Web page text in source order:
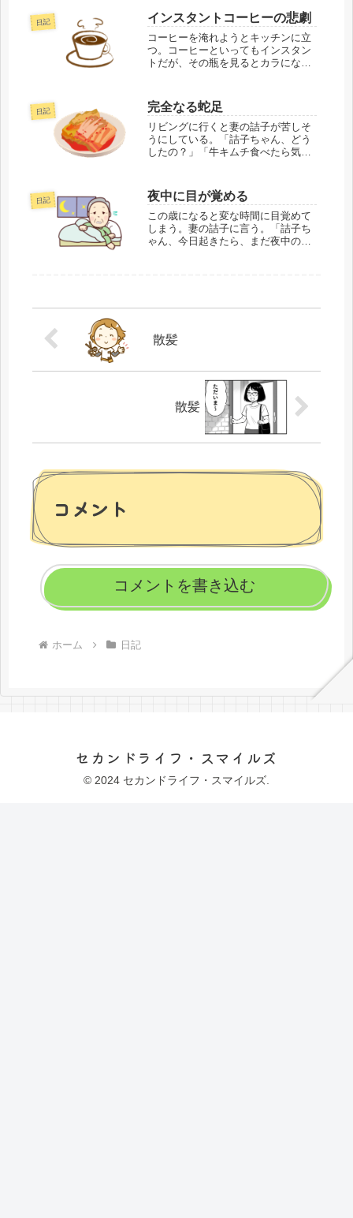
そうと計画した。「詰子ちゃん、ホ
ームセンターに行って買い物してく
るよ」「あのさ...
日記 インスタントコーヒーの悲劇
コーヒーを淹れようとキッチンに立
つ。コーヒーといってもインスタン
トだが、その瓶を見るとカラになっ
に落とし、中身がこぼれ出た。つ
い、大声が出る。「あぁ～、くっそ
～」妻の詰子に話す...
日記 完全なる蛇足
リビングに行くと妻の詰子が苦しそ
うにしている。「詰子ちゃん、どう
したの？」「牛キムチ食べたら気持
て自作を繰り返し、日々研究を重ね
ている。「今日は牛キムチにコチュ
ジャン入れた...
日記 夜中に目が覚める
この歳になると変な時間に目覚めて
しまう。妻の詰子に言う。「詰子ち
ゃん、今日起きたら、まだ夜中の2
散髪
散髪
コメント
コメントを書き込む
ホーム 日記
セカンドライフ・スマイルズ
© 2024 セカンドライフ・スマイルズ.